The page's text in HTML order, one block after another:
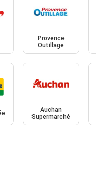
Provence
Outillage
Auchan
Supermarché